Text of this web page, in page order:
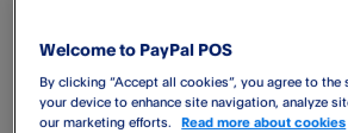
Automatique et fiable
PayPal POS​ vous permet de transférer
Welcome to PayPal POS
By clicking “Accept all cookies”, you agree to
your device to enhance site navigation, analyze
our marketing efforts.
Read more about cookies